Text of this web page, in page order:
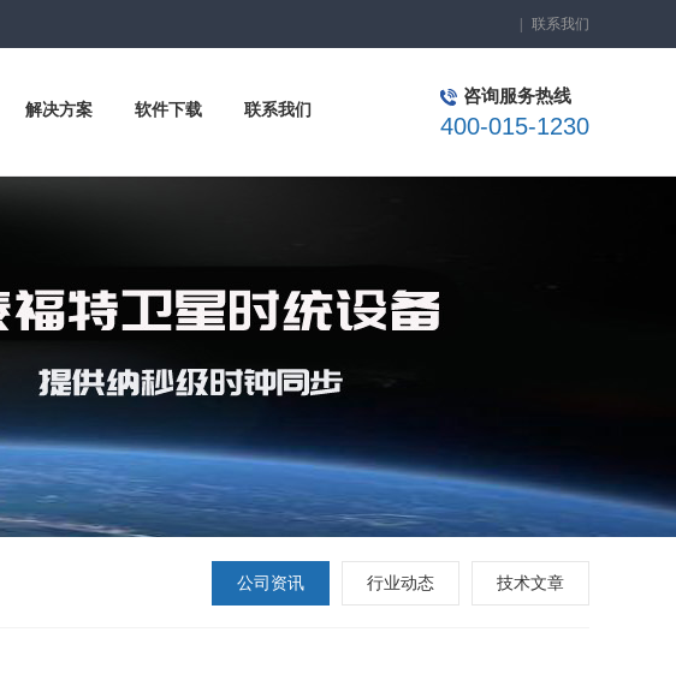
联系我们
解决方案 软件下载 联系我们
咨询服务热线
400-015-1230
公司资讯 行业动态 技术文章